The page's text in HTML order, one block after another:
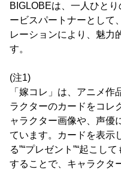
BIGLOBEは、一人ひと
ービスパートナーとして
レーションにより、魅力
す。
(注1)
「嫁コレ」は、アニメ
ラクターのカードをコレ
ャラクター画像や、声優
ています。カードを表示
る”“プレゼント”“起こし
することで、キャラクタ